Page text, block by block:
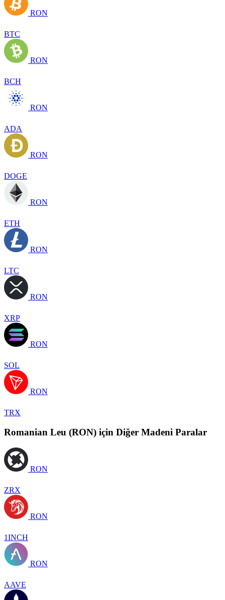
RON
BTC
RON
BCH
RON
ADA
RON
DOGE
RON
ETH
RON
LTC
RON
XRP
RON
SOL
RON
TRX
Romanian Leu (RON) için Diğer Madeni Paralar
RON
ZRX
RON
1INCH
RON
AAVE